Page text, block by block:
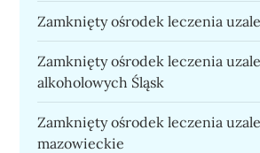
Zamknięty ośrodek leczenia
Zamknięty ośrodek leczenia
alkoholowych Śląsk
Zamknięty ośrodek leczenia
mazowieckie